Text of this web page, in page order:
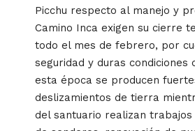
Picchu respecto al manejo y
Camino Inca exigen su cierre
todo el mes de febrero, por
seguridad y duras condiciones
esta época se producen
deslizamientos de tierra
del santuario realizan